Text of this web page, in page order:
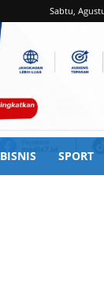
Sabtu,
BISNIS SPORT